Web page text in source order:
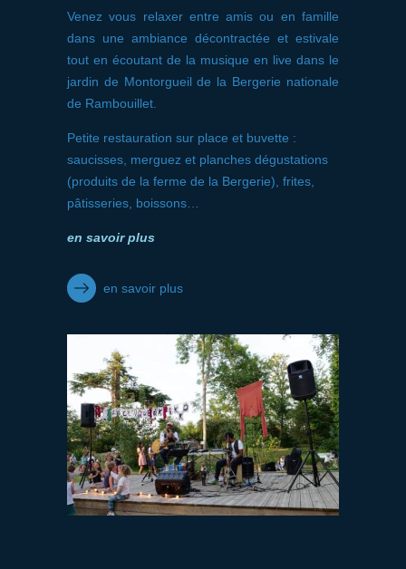
Venez vous relaxer entre amis ou en famille
dans une ambiance décontractée et estivale
tout en écoutant de la musique en live dans le
jardin de Montorgueil de la Bergerie nationale
de Rambouillet.
Petite restauration sur place et buvette :
saucisses, merguez et planches dégustations
(produits de la ferme de la Bergerie), frites,
pâtisseries, boissons…
en savoir plus
en savoir plus